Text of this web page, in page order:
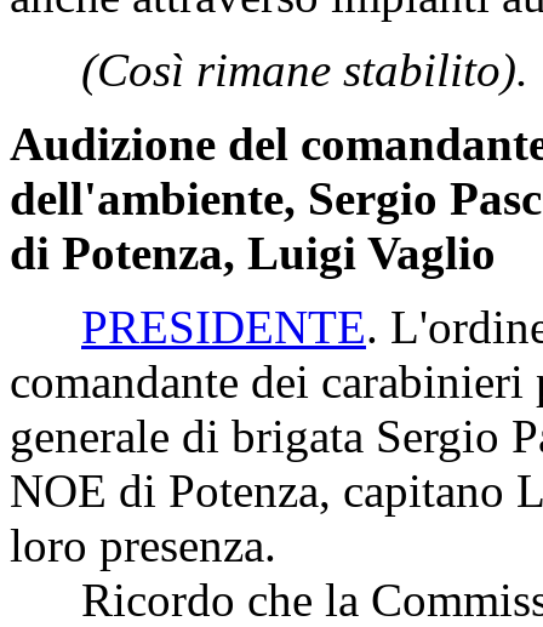
(Così rimane stabilito).
Audizione del
dell'ambiente, Sergio
di Potenza, Luigi Vaglio
PRESIDENTE.
comandante dei
generale di brigata Sergio
NOE di Potenza, capitano
loro presenza.
Ricordo che la